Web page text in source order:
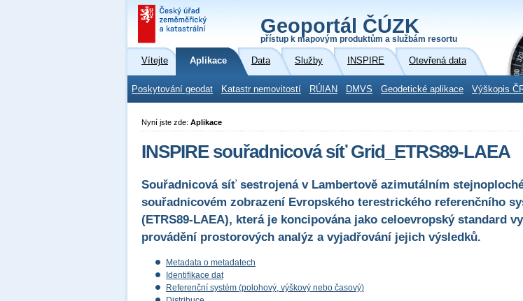
Geoportál ČÚZK
přístup k mapovým produktům a službám resortu
Vítejte Aplikace Data Služby INSPIRE Otevřená data
Poskytování geodat Katastr nemovitostí RÚIAN DMVS Geodetické aplikace Výškopis
Nyní jste zde: Aplikace
INSPIRE souřadnicová síť Grid_ETRS89-LAEA
Souřadnicová síť sestrojená v Lambertově azimutálním
souřadnicovém zobrazení Evropského terestrického referenčního
(ETRS89-LAEA), která je koncipována jako celoevropský standard
provádění prostorových analýz a vyjadřování jejich výsledků.
Metadata o metadatech
Identifikace dat
Referenční systém (polohový, výškový nebo časový)